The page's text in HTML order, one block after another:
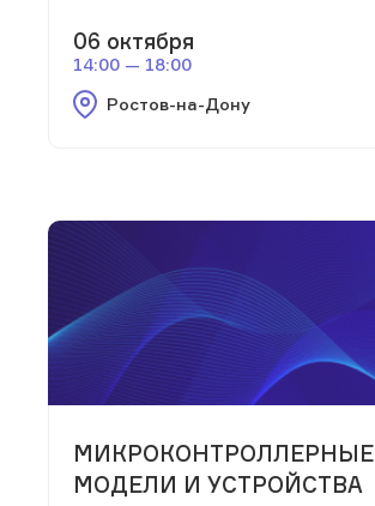
06 октября
14:00 — 18:00
Ростов-на-Дону
МИКРОКОНТРОЛЛЕРНЫЕ
МОДЕЛИ И УСТРОЙСТВА